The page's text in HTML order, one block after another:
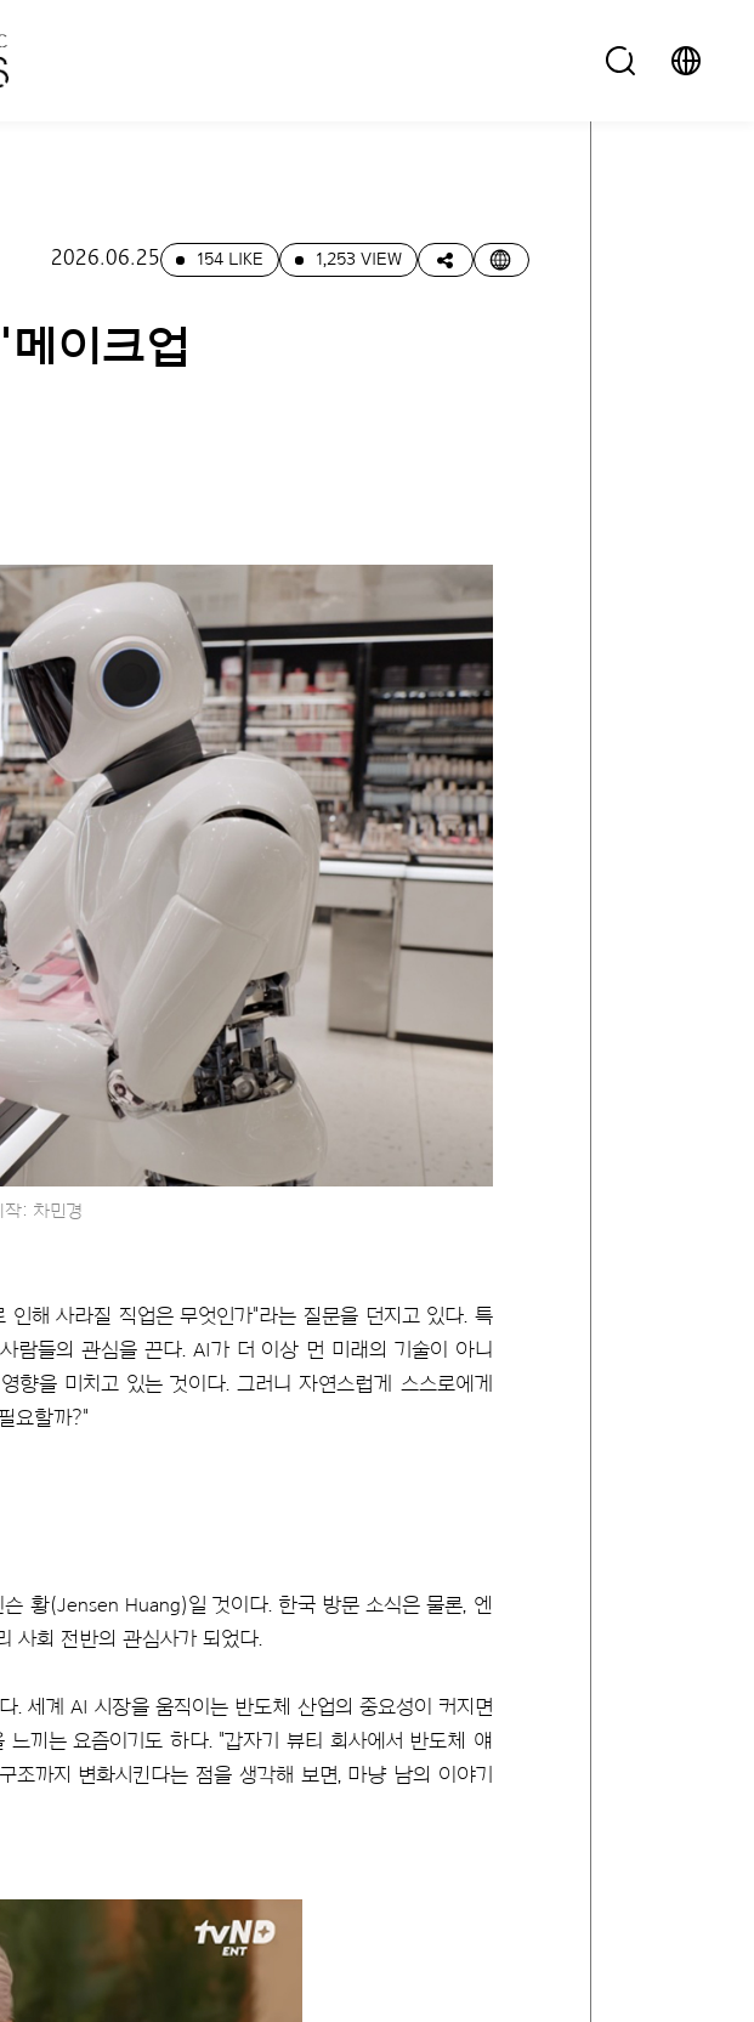
2026.06.25 154 LIKE 1,253 VIEW
이크업
작: 차민경
해 사라질 직업은 무엇인가"라는 질문을 던지고 있다. 특
람들의 관심을 끈다. AI가 더 이상 먼 미래의 기술이 아니
을 미치고 있는 것이다. 그러니 자연스럽게 스스로에게
요할까?"
황(Jensen Huang)일 것이다. 한국 방문 소식은 물론, 엔
사회 전반의 관심사가 되었다.
. 세계 AI 시장을 움직이는 반도체 산업의 중요성이 커지면
끼는 요즘이기도 하다. "갑자기 뷰티 회사에서 반도체 얘
까지 변화시킨다는 점을 생각해 보면, 마냥 남의 이야기